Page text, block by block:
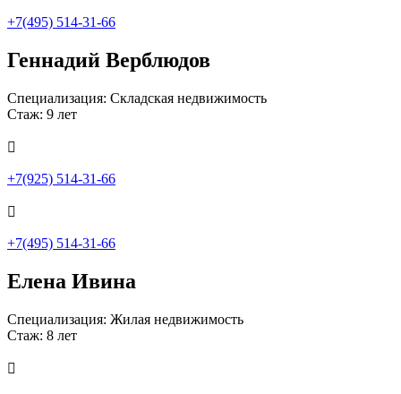
+7(495) 514-31-66
Геннадий Верблюдов
Специализация: Складская недвижимость
Стаж: 9 лет

+7(925) 514-31-66

+7(495) 514-31-66
Елена Ивина
Специализация: Жилая недвижимость
Стаж: 8 лет
